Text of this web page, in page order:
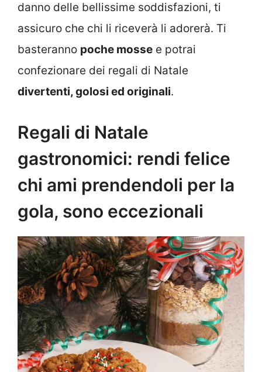
danno delle bellissime soddisfazioni, ti
assicuro che chi li riceverà li adorerà. Ti
basteranno poche mosse e potrai
confezionare dei regali di Natale
divertenti, golosi ed originali.
Regali di Natale
gastronomici: rendi felice
chi ami prendendoli per la
gola, sono eccezionali